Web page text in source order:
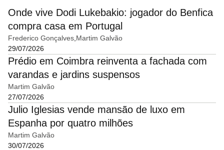
Onde vive Dodi Lukebakio: jogador do Benfica
compra casa em Portugal
Frederico Gonçalves Martim Galvão
29/07/2026
Prédio em Coimbra reinventa a fachada com
varandas e jardins suspensos
Martim Galvão
27/07/2026
Julio Iglesias vende mansão de luxo em
Espanha por quatro milhões
Martim Galvão
30/07/2026